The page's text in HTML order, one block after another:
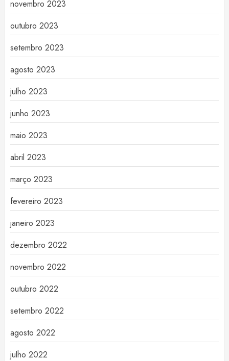
novembro 2023
outubro 2023
setembro 2023
agosto 2023
julho 2023
junho 2023
maio 2023
abril 2023
março 2023
fevereiro 2023
janeiro 2023
dezembro 2022
novembro 2022
outubro 2022
setembro 2022
agosto 2022
julho 2022